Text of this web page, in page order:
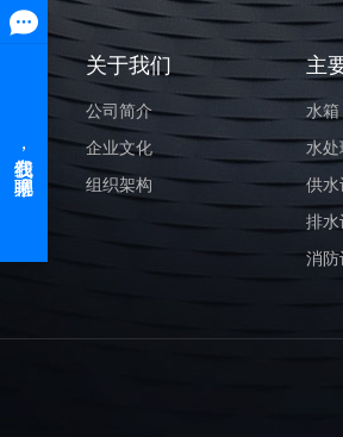
关于我们
公司简介
企业文化
组织架构
主
水箱
水处
供水
排水
消防